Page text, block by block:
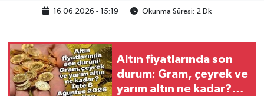
16.06.2026 - 15:19 Okunma Süresi: 2 Dk
Altın fiyatlarında son
durum: Gram, çeyrek ve
yarım altın ne kadar?